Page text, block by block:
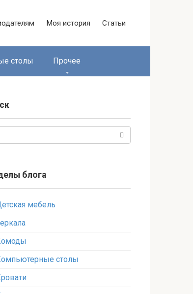
Моя история Статьи
столы Прочее
блога
мебель
столы